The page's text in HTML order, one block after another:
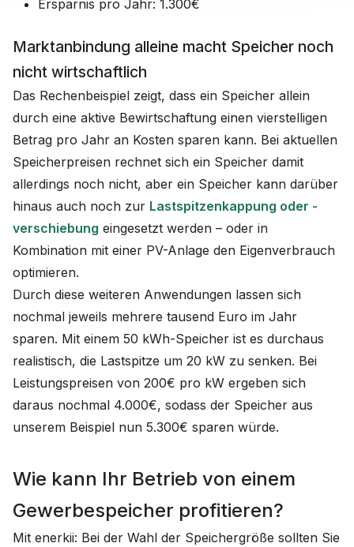
Ersparnis pro Jahr: 1.300€
Marktanbindung alleine macht Speicher noch
nicht wirtschaftlich
Das Rechenbeispiel zeigt, dass ein Speicher allein
durch eine aktive Bewirtschaftung einen vierstelligen
Betrag pro Jahr an Kosten sparen kann. Bei aktuellen
Speicherpreisen rechnet sich ein Speicher damit
allerdings noch nicht, aber ein Speicher kann darüber
hinaus auch noch zur Lastspitzenkappung oder -
verschiebung eingesetzt werden – oder in
Kombination mit einer PV-Anlage den Eigenverbrauch
optimieren.
Durch diese weiteren Anwendungen lassen sich
nochmal jeweils mehrere tausend Euro im Jahr
sparen. Mit einem 50 kWh-Speicher ist es durchaus
realistisch, die Lastspitze um 20 kW zu senken. Bei
Leistungspreisen von 200€ pro kW ergeben sich
daraus nochmal 4.000€, sodass der Speicher aus
unserem Beispiel nun 5.300€ sparen würde.
Wie kann Ihr Betrieb von einem
Gewerbespeicher profitieren?
Mit enerkii: Bei der Wahl der Speichergröße sollten Sie